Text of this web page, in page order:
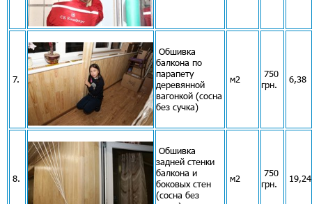
7.
Обшивка
балкона по
парапету
деревянной
вагонкой (сосна
без сучка)
м2
750
грн.
6,38
8.
Обшивка
задней стенки
балкона и
боковых стен
(сосна без
м2
750
грн.
19,24